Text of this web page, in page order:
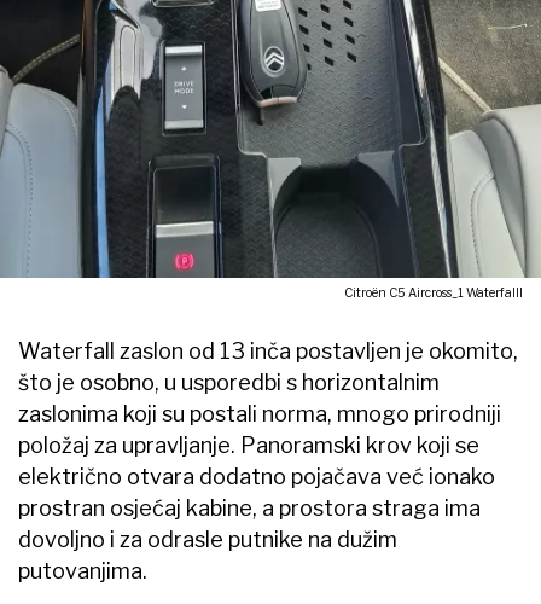
Citroën C5 Aircross_1 Waterfalll
Waterfall zaslon od 13 inča postavljen je okomito,
što je osobno, u usporedbi s horizontalnim
zaslonima koji su postali norma, mnogo prirodniji
položaj za upravljanje. Panoramski krov koji se
električno otvara dodatno pojačava već ionako
prostran osjećaj kabine, a prostora straga ima
dovoljno i za odrasle putnike na dužim
putovanjima.